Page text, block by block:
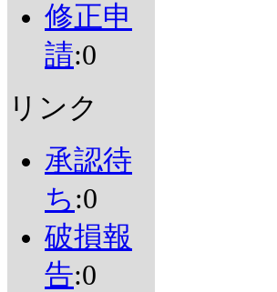
修正申
請:0
リンク
承認待
ち :0
破損報
告:0